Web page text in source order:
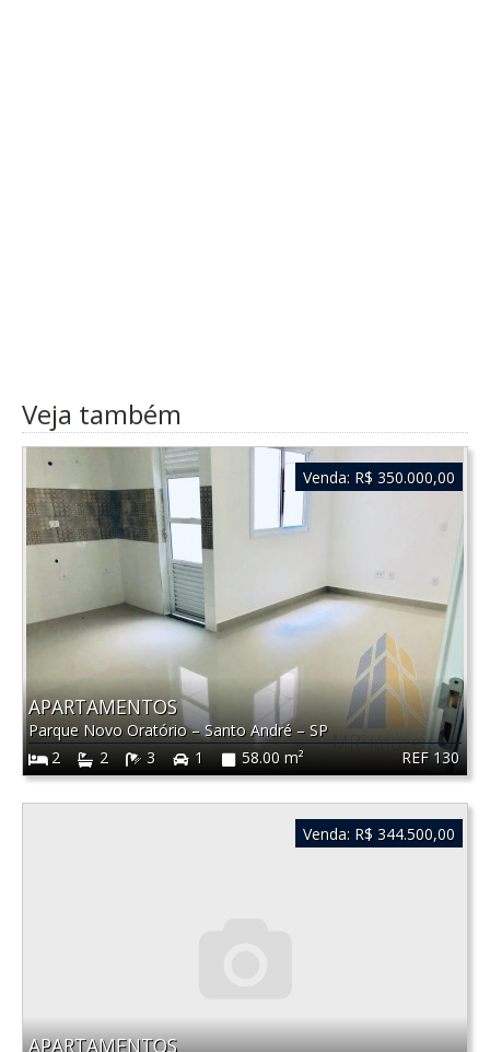
Veja também
REF 130
APARTAMENTOS
Parque Novo Oratório–Santo André– SP
2
2 3 1 58.00 m²
Venda: R$ 350.000,00
APARTAMENTOS
Venda: R$ 344.500,00